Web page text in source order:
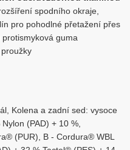
spodního okraje,
pro pohodlné přetažení přes
guma
Kolena a zadní sed: vysoce
(PAD) + 10 %,
(PUR), B - Cordura® WBL